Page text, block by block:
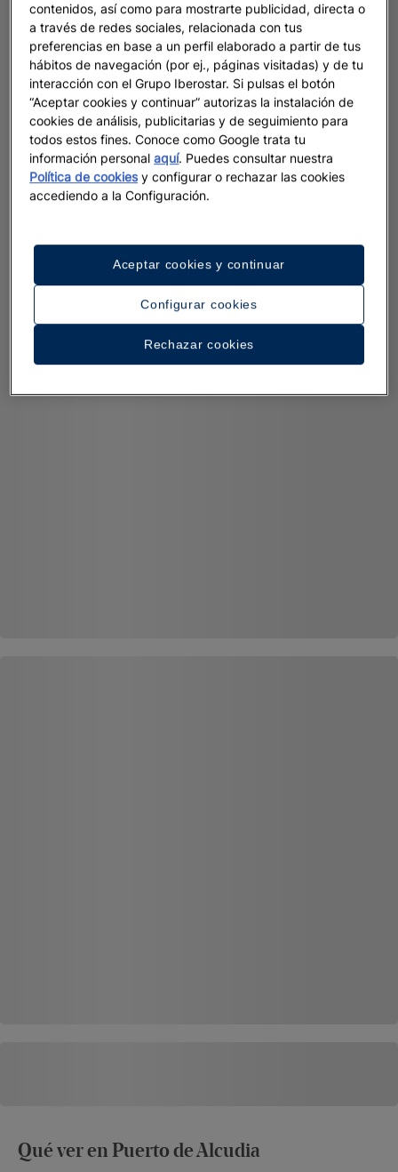
Qué ver en Puerto de Alcudia
contenidos, así como para mostrarte publicidad, directa o
a través de redes sociales, relacionada con tus
preferencias en base a un perfil elaborado a partir de tus
hábitos de navegación (por ej., páginas visitadas) y de tu
interacción con el Grupo Iberostar. Si pulsas el botón
“Aceptar cookies y continuar” autorizas la instalación de
cookies de análisis, publicitarias y de seguimiento para
todos estos fines. Conoce como Google trata tu
información personalaquí. Puedes consultar nuestra
Política de cookiesy configurar o rechazar las cookies
accediendo a la Configuración.
Configurar cookies
Rechazar cookies
Aceptar cookies y continuar